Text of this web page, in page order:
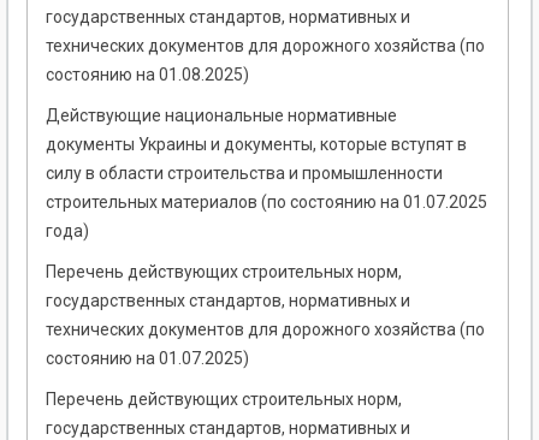
государственных стандартов, нормативных и
технических документов для дорожного хозяйства (по
состоянию на 01.08.2025)
Действующие национальные нормативные
документы Украины и документы, которые вступят в
силу в области строительства и промышленности
строительных материалов (по состоянию на 01.07.2025
года)
Перечень действующих строительных норм,
государственных стандартов, нормативных и
технических документов для дорожного хозяйства (по
состоянию на 01.07.2025)
Перечень действующих строительных норм,
государственных стандартов, нормативных и